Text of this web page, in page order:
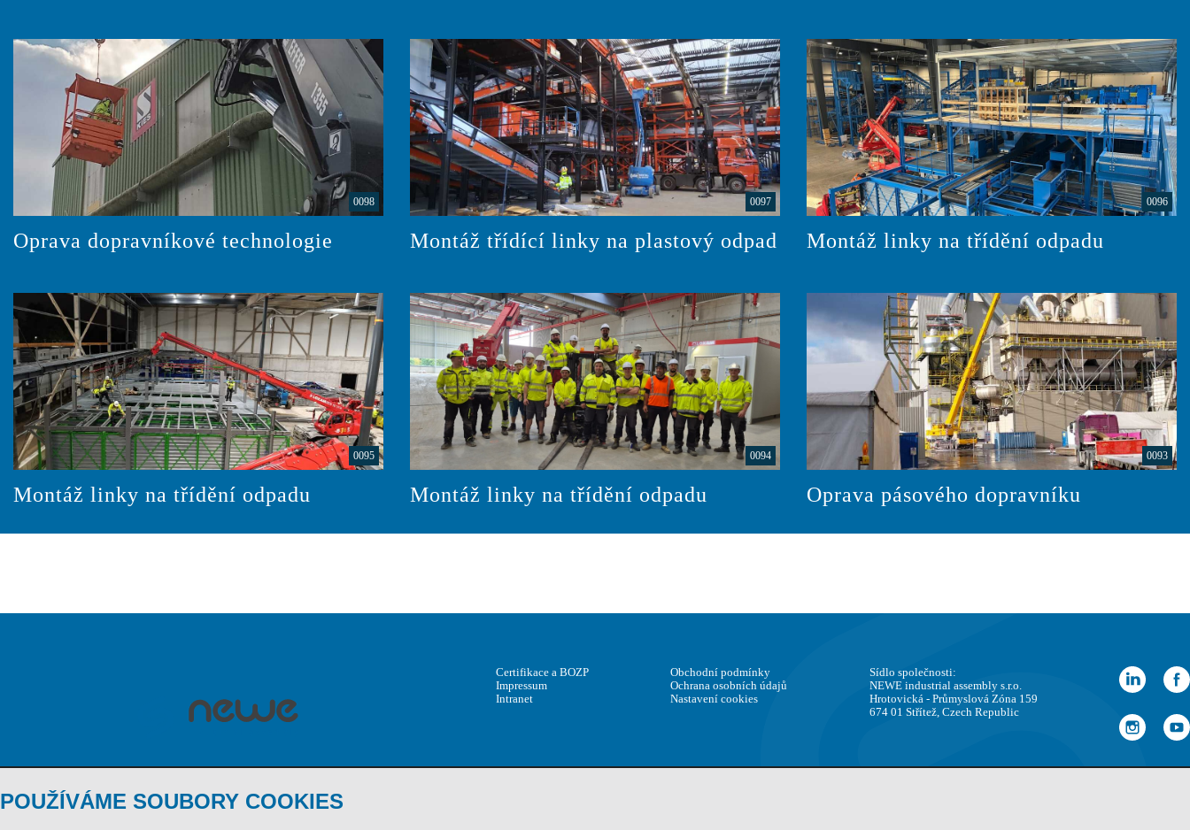
POUŽÍVÁME SOUBORY COOKIES
0098
Oprava dopravníkové technologie
0097
Montáž třídící linky na plastový odpad
0096
Montáž linky na třídění odpadu
0095
Montáž linky na třídění odpadu
0094
Montáž linky na třídění odpadu
0093
Oprava pásového dopravníku
Certifikace a BOZP
Impressum
Intranet
Obchodní podmínky
Ochrana osobních údajů
Nastavení cookies
Sídlo společnosti:
NEWE industrial assembly s.r.o.
Hrotovická - Průmyslová Zóna 159
674 01 Střítež, Czech Republic